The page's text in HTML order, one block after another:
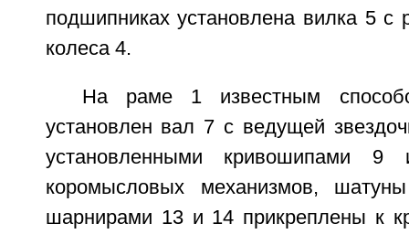
подшипниках установлена вилка 5 с
колеса 4.
На раме 1 известным
установлен вал 7 с ведущей
установленными кривошипами
коромысловых механизмов,
шарнирами 13 и 14 прикреплены к